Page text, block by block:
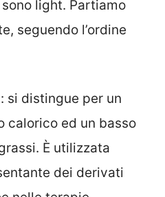
light. Partiamo
seguendo l’ordine
si distingue per un
calorico ed un basso
È utilizzata
dei derivati